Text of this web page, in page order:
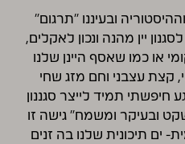
ובעיננו "תרגום"
יין מהנה ונכון לאקלים,
או כמו שאסף היינן שלנו
קצת עצבני וחם מזג שחי
תמיד לייצר סגננון
ובעיקר ומשמח" גישה זו
ים תיכונית שלנו בה זנים